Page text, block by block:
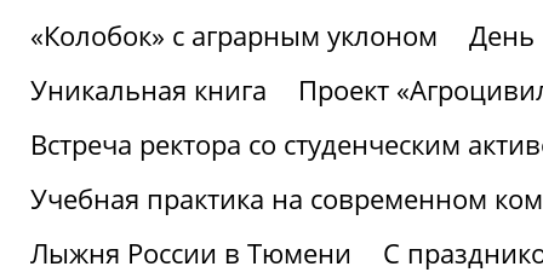
«Колобок» с аграрным уклоном
День
Уникальная книга
Проект
Встреча ректора со студенческим
Учебная практика на современном
Лыжня России в Тюмени
С